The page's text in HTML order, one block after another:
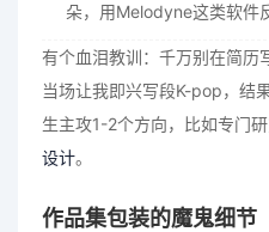
朵，用Melodyne这类软件
有个血泪教训：千万别在简历
当场让我即兴写段K-pop，结
生主攻1-2个方向，比如专门
设计。
作品集包装的魔鬼细节